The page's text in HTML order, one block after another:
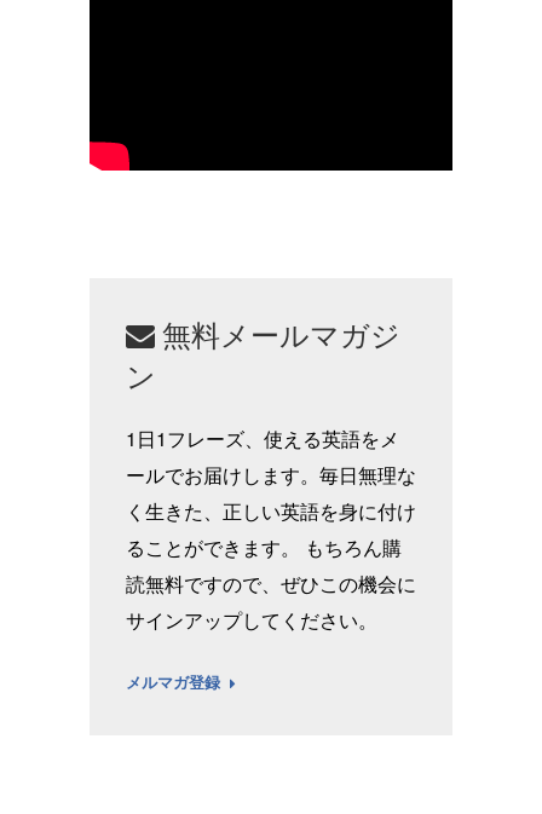
無料メールマガジ
ン
1日1フレーズ、使える英語をメ
ールでお届けします。毎日無理な
く生きた、正しい英語を身に付け
ることができます。 もちろん購
読無料ですので、ぜひこの機会に
サインアップしてください。
メルマガ登録